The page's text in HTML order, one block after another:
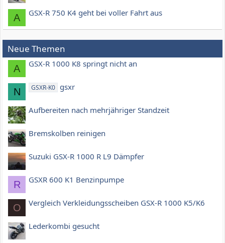
A GSX-R 750 K4 geht bei voller Fahrt aus
Neue Themen
A GSX-R 1000 K8 springt nicht an
N GSXR-K0 gsxr
Aufbereiten nach mehrjähriger Standzeit
Bremskolben reinigen
Suzuki GSX-R 1000 R L9 Dämpfer
R GSXR 600 K1 Benzinpumpe
O Vergleich Verkleidungsscheiben GSX-R 1000 K5/K6
Lederkombi gesucht